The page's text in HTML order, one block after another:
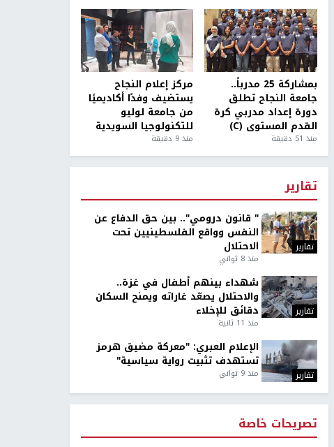
بمشاركة 25 مدرباً..
جامعة النجاح تطلق
دورة إعداد مدربي كرة
القدم المستوى (C)
منذ 51 دقيقة
مركز إعلام النجاح
يستضيف وفدًا أكاديميًا
من جامعة لوليو
للتكنولوجيا السويدية
منذ 9 دقيقة
تقارير
تقارير
" قانون درومي".. بين حق الدفاع عن
النفس وواقع الفلسطينيين تحت
الاحتلال
منذ 8 ثواني
تقارير
شهداء بينهم أطفال في غزة..
والاحتلال يصعّد غاراته ويمنح السكان
دقائق للإخلاء
منذ 11 ثانية
تقارير
الإعلام العبري: "معركة مضيق هرمز
تستهدف تثبيت رواية سياسية"
منذ 9 ثواني
تصريحات خاصة